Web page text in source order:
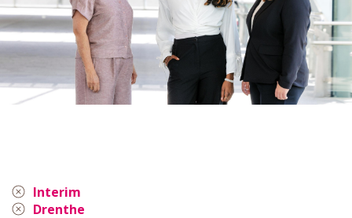
Interim
Drenthe